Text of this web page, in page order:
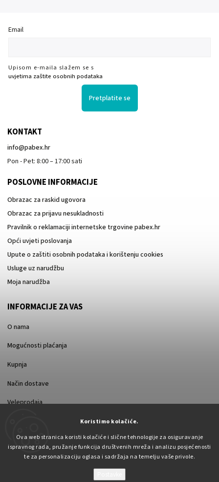
Koristimo kolačiće.
Ova web stranica koristi kolačiće i slične tehnologije za osiguravanje
ispravnog rada, pružanje funkcija društvenih mreža i analizu posjećenosti
te za personalizaciju oglasa i sadržaja na temelju vaše privole.
Email
Upisom e-maila slažem se s
uvjetima zaštite osobnih podataka
Pretplatite se
KONTAKT
info@pabex.hr
Pon - Pet: 8:00 – 17:00 sati
POSLOVNE INFORMACIJE
Obrazac za raskid ugovora
Obrazac za prijavu nesukladnosti
Pravilnik o reklamaciji internetske trgovine pabex.hr
Opći uvjeti poslovanja
Upute o zaštiti osobnih podataka i korištenju cookies
Usluge uz narudžbu
Moja narudžba
INFORMACIJE ZA VAS
O nama
Mogućnosti plaćanja
Kupnja
Način dostave
Veleprodaja